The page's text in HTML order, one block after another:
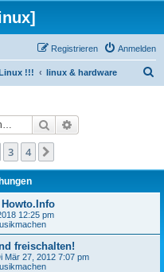
Anmelden
Registrieren
!!! linux & hardware
Suche
3 4
Howto.Info
12:25 pm
freischalten!
Mär 27, 2012 7:07 pm